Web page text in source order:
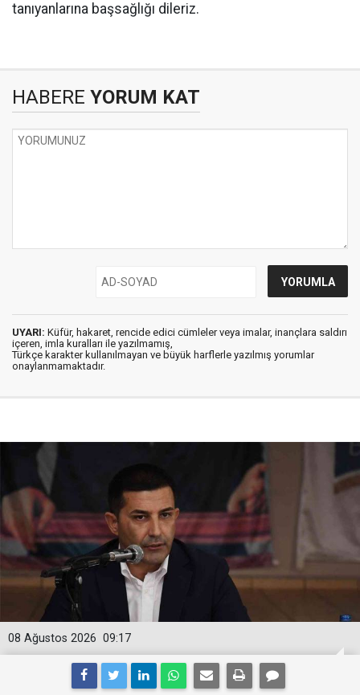
tanıyanlarına başsağlığı dileriz.
HABERE YORUM KAT
UYARI: Küfür, hakaret, rencide edici cümleler veya imalar, inançlara saldırı
içeren, imla kuralları ile yazılmamış,
Türkçe karakter kullanılmayan ve büyük harflerle yazılmış yorumlar
onaylanmamaktadır.
09:17
08 Ağustos 2026